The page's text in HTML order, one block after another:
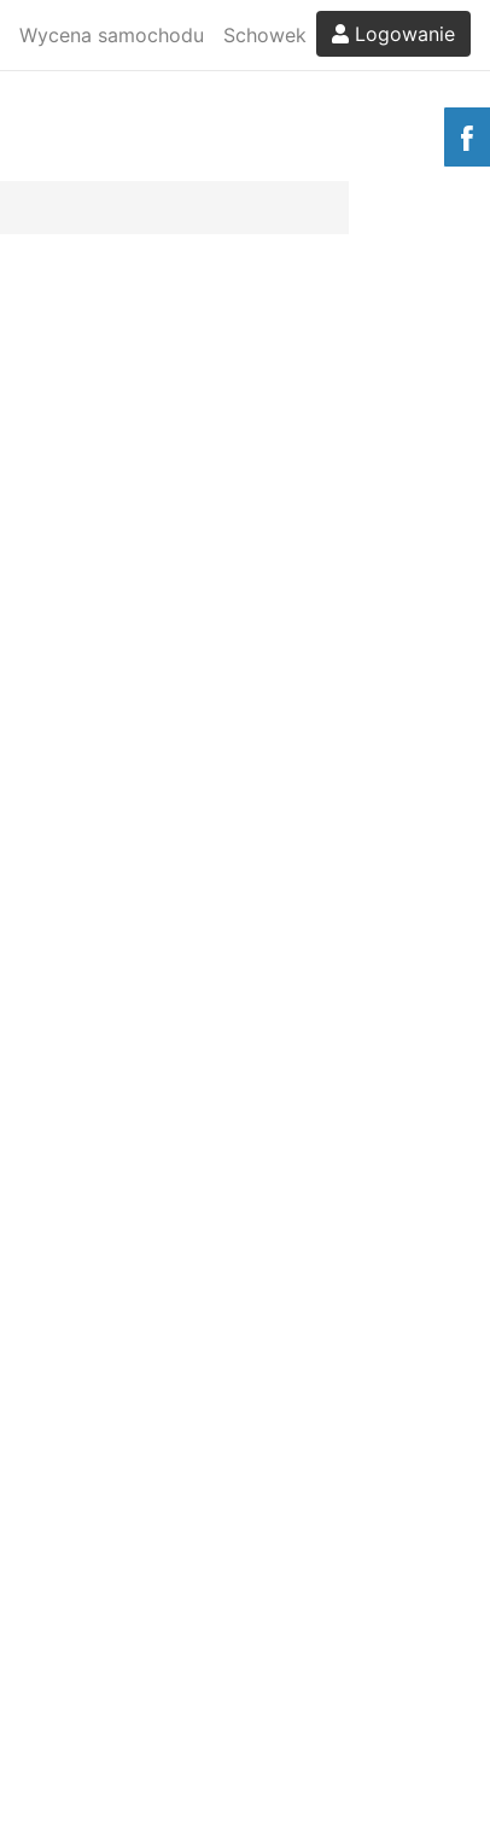
Wycena samochodu Schowek Logowanie